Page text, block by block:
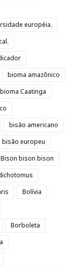
européia.
bioma amazônico
bioma Caatinga
bisão americano
bisão europeu
Bison bison bison
Bolívia
Borboleta